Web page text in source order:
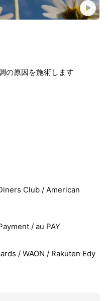
の原因を施術します
Club / American
/ au PAY
/ WAON / Rakuten Edy